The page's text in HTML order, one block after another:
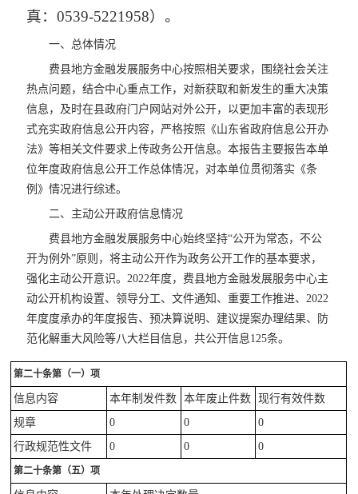
真：0539-5221958）。
一、总体情况
费县地方金融发展服务中心按照相关要求，围绕社会关注
热点问题，结合中心重点工作，对新获取和新发生的重大决策
信息，及时在县政府门户网站对外公开，以更加丰富的表现形
式充实政府信息公开内容，严格按照《山东省政府信息公开办
法》等相关文件要求上传政务公开信息。本报告主要报告本单
位年度政府信息公开工作总体情况，对本单位贯彻落实《条
例》情况进行综述。
二、主动公开政府信息情况
费县地方金融发展服务中心始终坚持“公开为常态，不公
开为例外”原则，将主动公开作为政务公开工作的基本要求，
强化主动公开意识。2022年度，费县地方金融发展服务中心主
动公开机构设置、领导分工、文件通知、重要工作推进、2022
年度度承办的年度报告、预决算说明、建议提案办理结果、防
范化解重大风险等八大栏目信息，共公开信息125条。
第二十条第（一）项
信息内容 本年制发件数 本年废止件数
现行有效件数
规章
0 0
0
行政规范性文件
0 0 0
第二十条第（五）项